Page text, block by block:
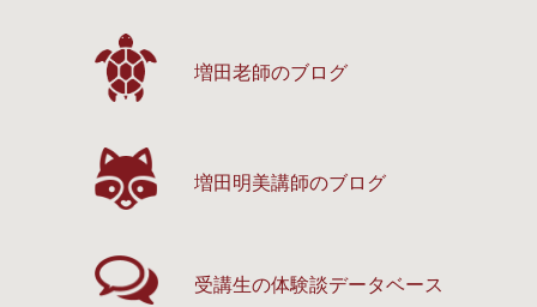
増田老師のブログ
増田明美講師のブログ
受講生の体験談データベース